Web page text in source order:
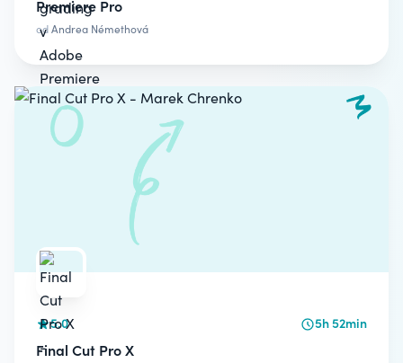
Premiere Pro
odAndrea Némethová
5.0 5h 52min
Final Cut Pro X